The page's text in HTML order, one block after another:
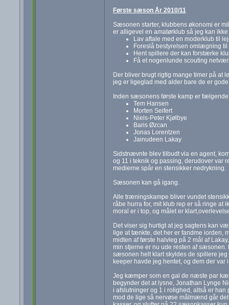
Første sæson År 2010/11
Sæsonen starter, klubbens økonomi er
er alligevel en amatørklub så jeg kan
Lav aftale med en moderklub til
Foreslå bestyrelsen omlægning til
Hent spillere der kan forstærke
Få et nogenlunde scouting
Der bliver brugt rigtig mange timer på at
jeg er ligeglad med alder bare de er
Inden sæsonens første kamp er
Tem Hansen
Morten Seifert
Niels-Peter Kjølbye
Baris Øzcan
Jonas Lorentzen
Jainudeen Lakay
Sidstnævnte blev tilbudt via en agent,
og 11 i teknik og passing, derudover var
medierne spår en stensikker nedrykning.
Sæsonen kan gå igang.
Alle træningskampe bliver vundet
råbe hurra for, mit klub rep er så ringe at
moral er i top, og målet er
Det viser sig hurtigt at jeg sagtens kan
lige at tænkte, det her er fandme iorden,
midten af første halvleg på 2 mål af
min stjerne er nu ude resten af sæsonen.
sæsonen helt klart skyldes de spillere
keeper havde jeg hentet, og dem der var
Jeg kæmper som en gal de næste par
begynder det at lysne, Jonathan Lynge
i afslutninger og 1 i rolighed, altså er
mod de lige så nervøse målmænd går